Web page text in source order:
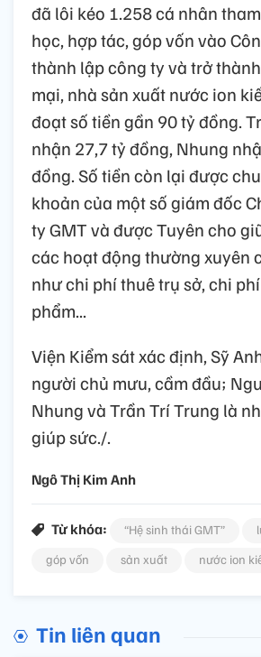
đã lôi kéo 1.258 cá nhân
học, hợp tác, góp vốn vào
thành lập công ty và trở
mại, nhà sản xuất nước ion
đoạt số tiền gần 90 tỷ đồng.
nhận 27,7 tỷ đồng, Nhung
đồng. Số tiền còn lại được
khoản của một số giám đốc
ty GMT và được Tuyên cho
các hoạt động thường xuyên
như chi phí thuê trụ sở, chi
phẩm...
Viện Kiểm sát xác định, Sỹ
người chủ mưu, cầm đầu;
Nhung và Trần Trí Trung là
giúp sức./.
Ngô Thị Kim Anh
Từ khóa: “Hệ sinh thái GMT”
góp vốn
sản xuất nước ion
Tin liên quan